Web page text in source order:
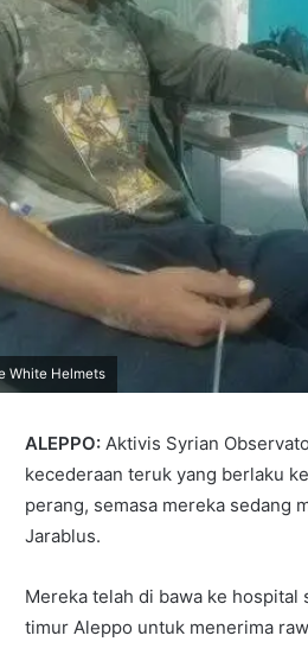
White Helmets
ALEPPO: Aktivis Syrian
kecederaan teruk yang berlaku
perang, semasa mereka sedang
Jarablus.
Mereka telah di bawa ke hospital
timur Aleppo untuk menerima